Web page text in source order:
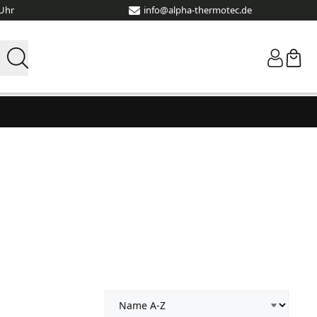
info@alpha-thermotec.de